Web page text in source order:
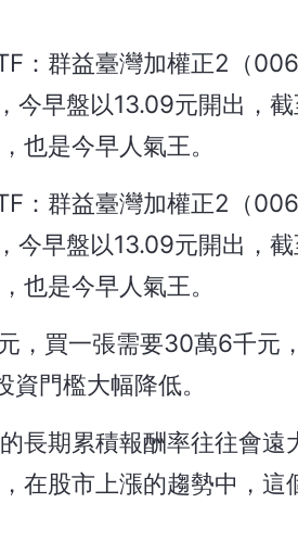
：群益臺灣加權正2（
今早盤以13.09元開出，
也是今早人氣王。
：群益臺灣加權正2（
今早盤以13.09元開出，
也是今早人氣王。
買一張需要30萬6千元
門檻大幅降低。
長期累積報酬率往往會
在股市上漲的趨勢中，